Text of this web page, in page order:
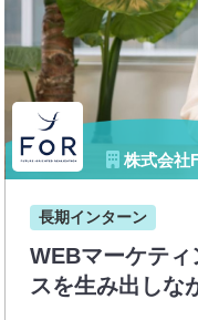
株式会社
長期インターン
WEBマーケテ
スを生み出しな